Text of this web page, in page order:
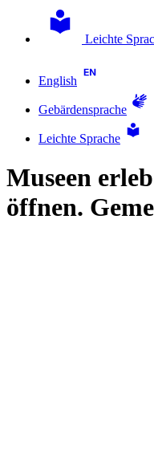
Leichte
English
Gebärdensprache
Leichte Sprache
Museen
öffnen.